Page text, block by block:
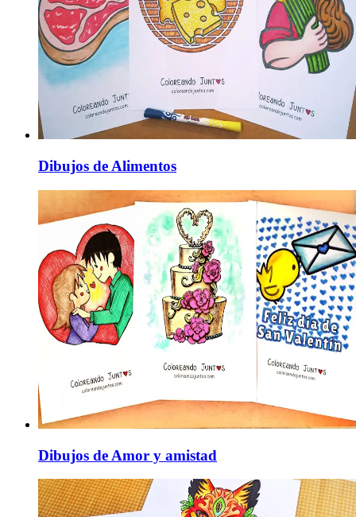
Dibujos de Alimentos
Dibujos de Amor y amistad